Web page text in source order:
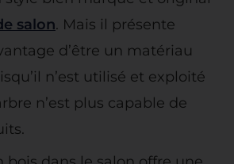
salon. Mais il présente
d’être un matériau
n’est utilisé et exploité
n’est plus capable de